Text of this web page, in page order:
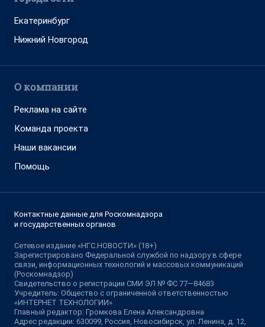
Екатеринбург
Нижний Новгород
О компании
Реклама на сайте
Команда проекта
Наши вакансии
Помощь
Контактные данные для Роскомнадзора
и государственных органов
Сетевое издание «НГС.НОВОСТИ» (18+)
Зарегистрировано Федеральной службой по надзору в сфере
связи, информационных технологий и массовых коммуникаций
(Роскомнадзор)
Свидетельство о регистрации СМИ ЭЛ № ФС 77—84683
Учредитель: Общество с ограниченной ответственностью
«ИНТЕРНЕТ ТЕХНОЛОГИИ»
Главный редактор: Громкова Елена Александровна
Адрес редакции: 630099, Россия, Новосибирск, ул. Ленина, д. 12,